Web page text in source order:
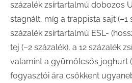
százalék zsírtartalmú dobozos
stagnált, míg a trappista sajt (–1
százalék zsírtartalmú ESL-
tej (–2 százalék), a 12 százalék
valamint a gyümölcsös joghurt
fogyasztói ára csökkent